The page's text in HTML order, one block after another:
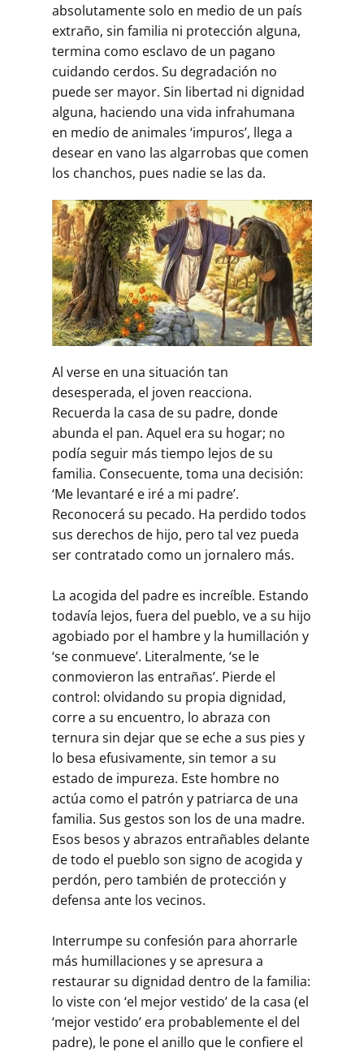
absolutamente solo en medio de un país
extraño, sin familia ni protec­ción alguna,
termina como esclavo de un pagano
cuidando cerdos. Su de­gradación no
puede ser mayor. Sin libertad ni dignidad
alguna, haciendo una vida infrahumana
en medio de animales ‘impuros’, llega a
desear en vano las algarrobas que comen
los chanchos, pues nadie se las da.
Al verse en una situación tan
desesperada, el joven reacciona.
Recuerda la casa de su padre, donde
abunda el pan. Aquel era su hogar; no
podía se­guir más tiempo lejos de su
familia. Consecuente, toma una decisión:
‘Me levantaré e iré a mi padre’.
Reconocerá su pecado. Ha perdido to­dos
sus derechos de hijo, pero tal vez pueda
ser contratado como un jor­nalero más.
La acogida del padre es increíble. Estando
todavía lejos, fuera del pueblo, ve a su hijo
agobiado por el hambre y la humillación y
‘se conmueve’. Literalmente, ‘se le
conmovieron las entrañas’. Pierde el
control: olvidando su propia dignidad,
corre a su encuentro, lo abraza con
ternura sin dejar que se eche a sus pies y
lo besa efusivamente, sin temor a su
estado de impureza. Este hombre no
actúa como el patrón y patriarca de una
familia. Sus gestos son los de una madre.
Esos besos y abrazos entrañables delante
de todo el pueblo son signo de acogida y
perdón, pero también de protección y
defensa ante los vecinos.
Interrumpe su confesión para ahorrarle
más humilla­ciones y se apresura a
restaurar su dignidad dentro de la familia:
lo viste con ‘el mejor vestido’ de la casa (el
‘mejor vestido’ era probablemente el del
padre), le pone el anillo que le confiere el